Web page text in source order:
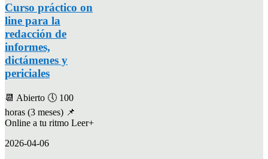
Curso práctico on
line para la
redacción de
informes,
dictámenes y
periciales
📆 Abierto 🕔 100
horas (3 meses) 📌
Online a tu ritmo Leer+
2026-04-06